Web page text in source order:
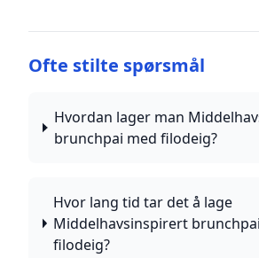
Ofte stilte spørsmål
Hvordan lager man
brunchpai med filodeig?
Hvor lang tid tar det å lage
Middelhavsinspirert
filodeig?